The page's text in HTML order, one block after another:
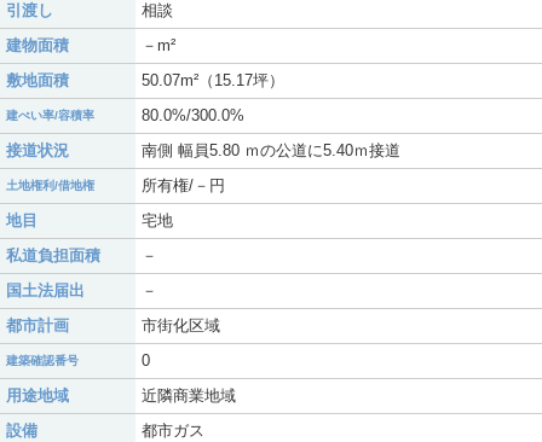
引渡し
相談
建物面積
－m²
敷地面積
50.07m²（15.17坪）
建ぺい率/容積率
80.0%/300.0%
接道状況
南側 幅員5.80 ｍの公道に5.40ｍ接道
土地権利/借地権
所有権/－円
地目
宅地
私道負担面積
－
国土法届出
－
都市計画
市街化区域
建築確認番号
0
用途地域
近隣商業地域
設備
都市ガス